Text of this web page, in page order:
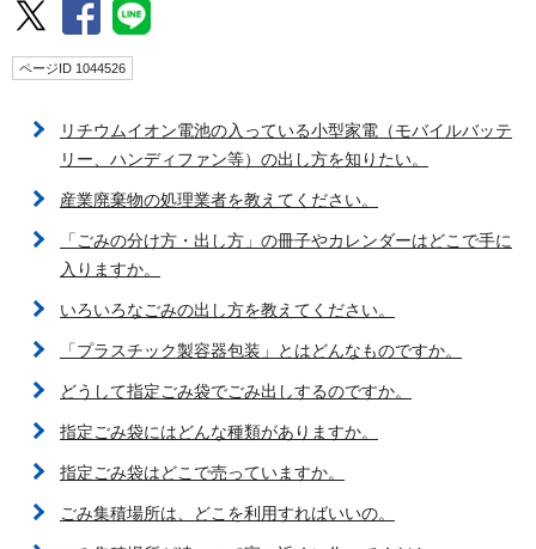
ページID 1044526
リチウムイオン電池の入っている小型家電（モバイルバッテ
リー、ハンディファン等）の出し方を知りたい。
産業廃棄物の処理業者を教えてください。
「ごみの分け方・出し方」の冊子やカレンダーはどこで手に
入りますか。
いろいろなごみの出し方を教えてください。
「プラスチック製容器包装」とはどんなものですか。
どうして指定ごみ袋でごみ出しするのですか。
指定ごみ袋にはどんな種類がありますか。
指定ごみ袋はどこで売っていますか。
ごみ集積場所は、どこを利用すればいいの。